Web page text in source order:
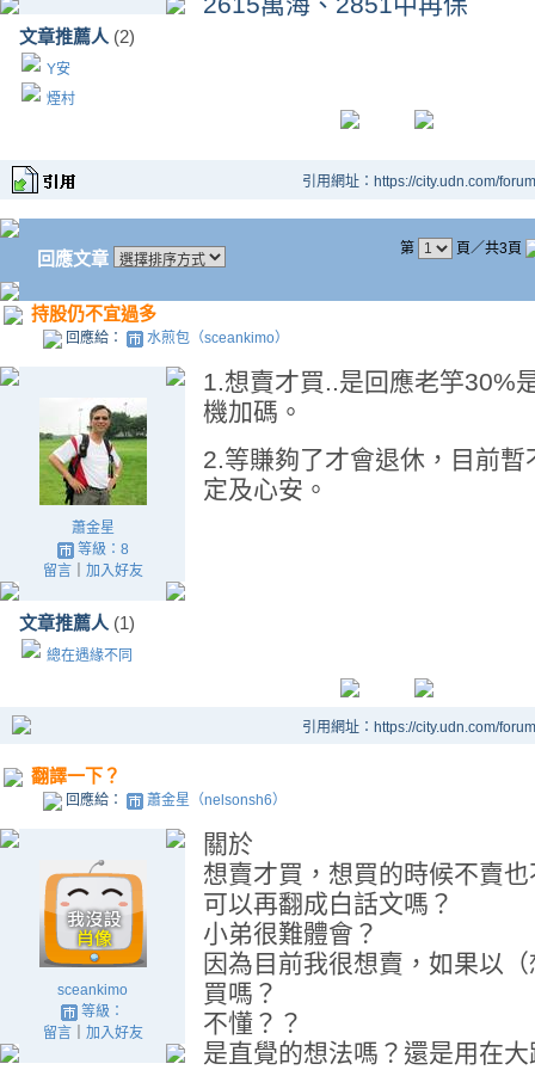
文章推薦人 (2)
Y安
煙村
引用網址：https://city.udn.com/
回應文章 第 頁／共3頁
持股仍不宜過多
回應給： 水煎包（sceankimo）
蕭金星
等級：8
留言｜ 加入好友
文章推薦人 (1)
總在遇緣不同
1.想賣才買..是回應老竽30%
機加碼。
2.等賺夠了才會退休，目前
定及心安。
引用網址：https://city.udn.com/
翻譯一下？
回應給： 蕭金星（nelsonsh6）
sceankimo
等級：
留言｜ 加入好友
關於
想賣才買，想買的時候不賣
可以再翻成白話文嗎？
小弟很難體會？
因為目前我很想賣，如果以
買嗎？
不懂？？
是直覺的想法嗎？還是用在